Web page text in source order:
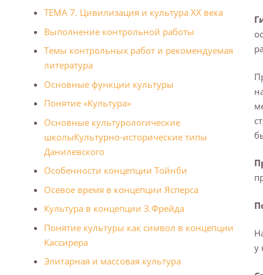
у
ТЕМА 7. Цивилизация и культура XX века
Выполнение контрольной работы
Темы контрольных работ и рекомендуемая
литература
Основные функции культуры
Понятие «Культура»
Основные культурологические
школыКультурно-исторические типы
Данилевского
Особенности концепции Тойнби
Осевое время в концепции Ясперса
Культура в концепции З.Фрейда
Понятие культуры как символ в концепции
Кассирера
Элитарная и массовая культура